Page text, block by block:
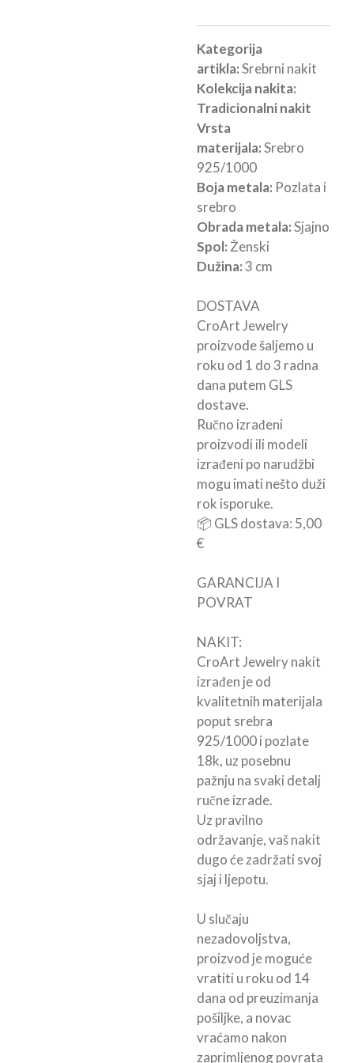
Kategorija
artikla:Srebrni nakit
Kolekcija nakita:
Tradicionalni nakit
Vrsta
materijala:Srebro
925/1000
Boja metala: Pozlata i
srebro
Obrada metala:Sjajno
Spol: Ženski
Dužina:3 cm
DOSTAVA
CroArt Jewelry
proizvode šaljemo u
roku od 1 do 3 radna
dana putem GLS
dostave.
Ručno izrađeni
proizvodi ili modeli
izrađeni po narudžbi
mogu imati nešto duži
rok isporuke.
📦 GLS dostava: 5,00
€
GARANCIJA I
POVRAT
NAKIT:
CroArt Jewelry nakit
izrađen je od
kvalitetnih materijala
poput srebra
925/1000 i pozlate
18k, uz posebnu
pažnju na svaki detalj
ručne izrade.
Uz pravilno
održavanje, vaš nakit
dugo će zadržati svoj
sjaj i ljepotu.
U slučaju
nezadovoljstva,
proizvod je moguće
vratiti u roku od 14
dana od preuzimanja
pošiljke, a novac
vraćamo nakon
zaprimljenog povrata